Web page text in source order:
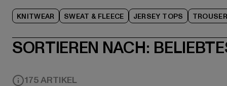
KNITWEAR SWEAT & FLEECE JERSEY TOPS
SORTIEREN NACH:
175 ARTIKEL